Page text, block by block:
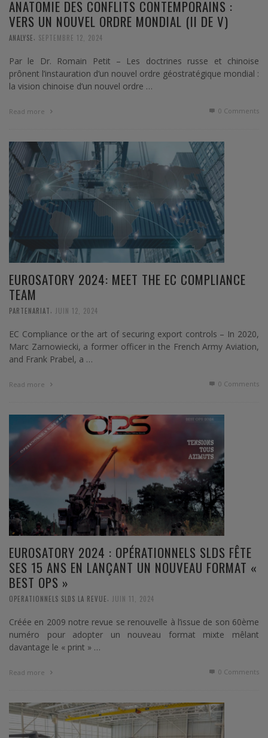
ANATOMIE DES CONFLITS CONTEMPORAINS :
VERS UN NOUVEL ORDRE MONDIAL (II DE V)
ANALYSE SEPTEMBRE 12, 2024
Par le Dr. Romain Petit – Les doctrines russe et chinoise
prônent l’instauration d’un nouvel ordre géostratégique mondial :
la vision chinoise d’un nouvel ordre …
Read more 0 Comments
EUROSATORY 2024: MEET THE EC COMPLIANCE
TEAM
PARTENARIAT JUIN 12, 2024
EC Compliance or the art of securing export controls – In 2020,
Marc Zarnowiecki, a former officer in the French Army Aviation,
and Frank Prabel, a …
Read more 0 Comments
EUROSATORY 2024 : OPÉRATIONNELS SLDS FÊTE
SES 15 ANS EN LANÇANT UN NOUVEAU FORMAT «
BEST OPS »
OPERATIONNELS SLDS LA REVUE JUIN 11, 2024
Créée en 2009 notre revue se renouvelle à l’issue de son 60ème
numéro pour adopter un nouveau format mixte mêlant
davantage le « print » …
Read more 0 Comments